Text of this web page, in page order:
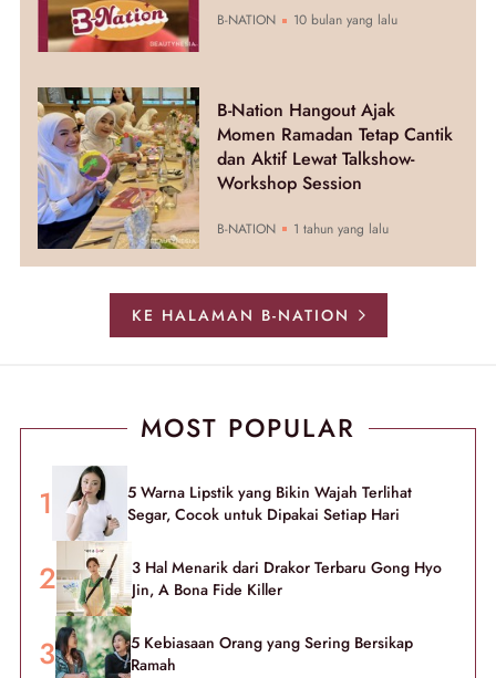
B-NATION 10 bulan yang lalu
B-Nation Hangout Ajak
Momen Ramadan Tetap Cantik
dan Aktif Lewat Talkshow-
Workshop Session
B-NATION 1 tahun yang lalu
KE HALAMAN B-NATION
MOST POPULAR
5 Warna Lipstik yang Bikin Wajah Terlihat
Segar, Cocok untuk Dipakai Setiap Hari
3 Hal Menarik dari Drakor Terbaru Gong Hyo
Jin, A Bona Fide Killer
5 Kebiasaan Orang yang Sering Bersikap
Ramah